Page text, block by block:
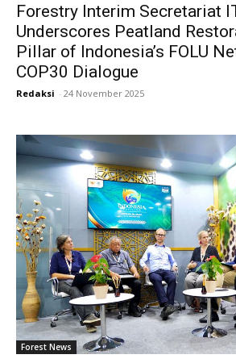
Forestry Interim Secretariat
Underscores Peatland
Pillar of Indonesia’s FOLU
COP30 Dialogue
Redaksi - 24 November 2025
Forest News